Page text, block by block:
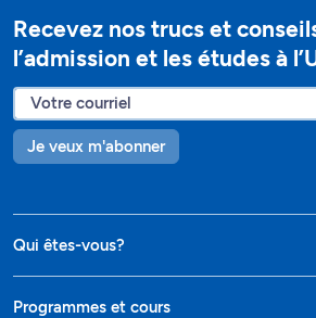
Recevez nos trucs et
l’admission et les études à
Je veux m'abonner
Qui êtes-vous?
Programmes et cours